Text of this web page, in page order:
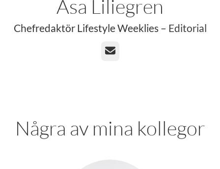
Åsa Liliegren
Chefredaktör Lifestyle Weeklies – Editorial
E-post
Några av mina kollegor